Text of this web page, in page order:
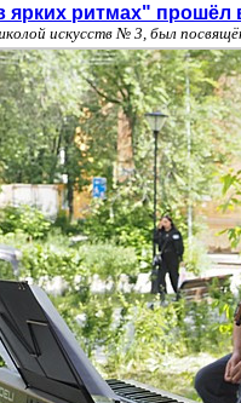
ярких ритмах" прошёл
искусств № 3, был